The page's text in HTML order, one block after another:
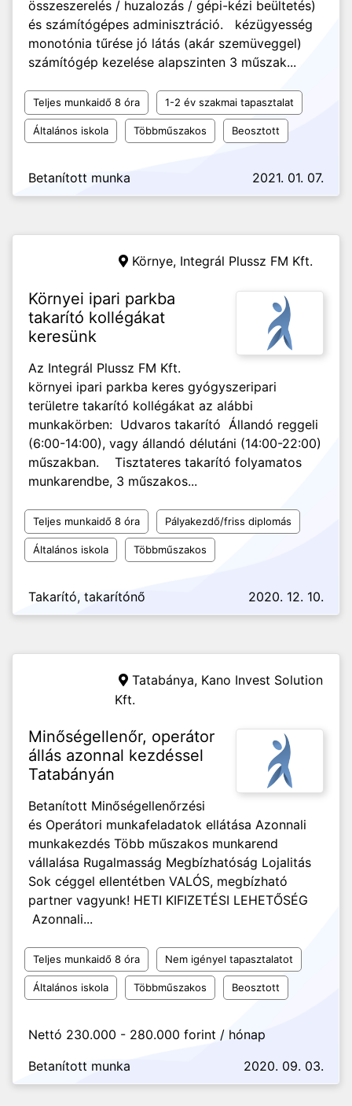
összeszerelés / huzalozás / gépi-kézi beültetés)
és számítógépes adminisztráció. kézügyesség
monotónia tűrése jó látás (akár szemüveggel)
számítógép kezelése alapszinten 3 műszak...
Teljes munkaidő 8 óra 1-2 év szakmai tapasztalat
Általános iskola Többműszakos Beosztott
Betanított munka 2021. 01. 07.
Környe, Integrál Plussz FM Kft.
Környei ipari parkba
takarító kollégákat
keresünk
Az Integrál Plussz FM Kft.
környei ipari parkba keres gyógyszeripari
területre takarító kollégákat az alábbi
munkakörben: Udvaros takarító Állandó reggeli
(6:00-14:00), vagy állandó délutáni (14:00-22:00)
műszakban. Tisztateres takarító folyamatos
munkarendbe, 3 műszakos...
Teljes munkaidő 8 óra Pályakezdő/friss diplomás
Általános iskola Többműszakos
Takarító, takarítónő 2020. 12. 10.
Tatabánya, Kano Invest Solution
Kft.
Minőségellenőr, operátor
állás azonnal kezdéssel
Tatabányán
Betanított Minőségellenőrzési
és Operátori munkafeladatok ellátása Azonnali
munkakezdés️ Több műszakos munkarend
vállalása Rugalmasság Megbízhatóság Lojalitás
Sok céggel ellentétben VALÓS, megbízható
partner vagyunk! HETI KIFIZETÉSI LEHETŐSÉG
Azonnali...
Teljes munkaidő 8 óra Nem igényel tapasztalatot
Általános iskola Többműszakos Beosztott
Nettó 230.000 - 280.000 forint / hónap
Betanított munka
2020. 09. 03.